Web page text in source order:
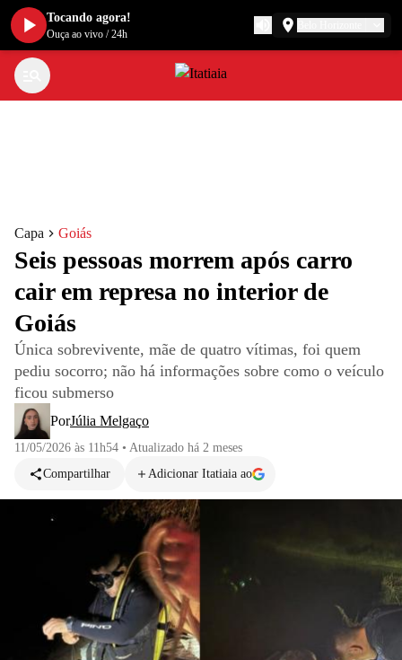
Capa Goiás
Seis pessoas morrem após carro
cair em represa no interior de
Goiás
Única sobrevivente, mãe de quatro vítimas, foi quem
pediu socorro; não há informações sobre como o veículo
ficou submerso
PorJúlia Melgaço
11/05/2026 às 11h54 • Atualizado há 2 meses
Compartilhar
Adicionar Itatiaia ao
Tocando agora!
Ouça ao vivo /24h